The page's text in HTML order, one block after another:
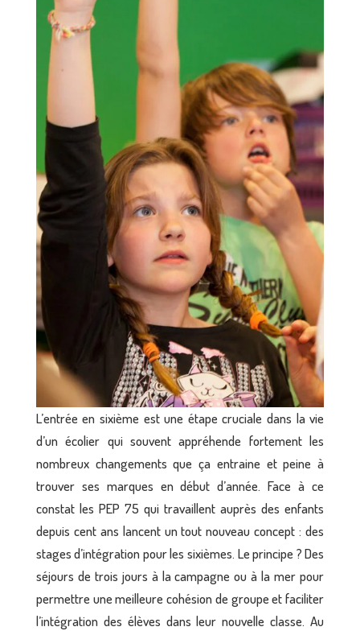
L’entrée en sixième est une étape cruciale dans la vie
d’un écolier qui souvent appréhende fortement les
nombreux changements que ça entraine et peine à
trouver ses marques en début d’année. Face à ce
constat les PEP 75 qui travaillent auprès des enfants
depuis cent ans lancent un tout nouveau concept : des
stages d’intégration pour les sixièmes. Le principe ? Des
séjours de trois jours à la campagne ou à la mer pour
permettre une meilleure cohésion de groupe et faciliter
l’intégration des élèves dans leur nouvelle classe. Au